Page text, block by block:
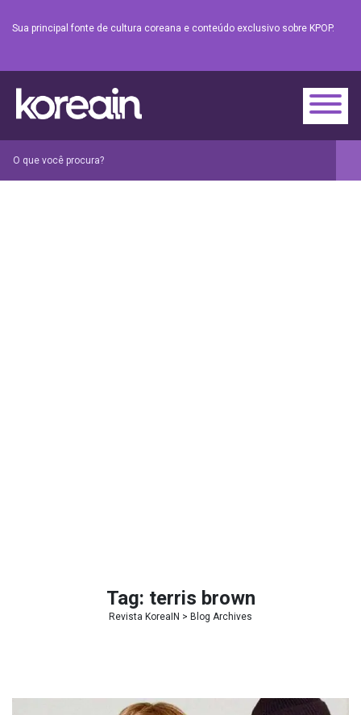
Sua principal fonte de cultura coreana e conteúdo exclusivo sobre KPOP.
Tag: terris brown
Revista KoreaIN > Blog Archives